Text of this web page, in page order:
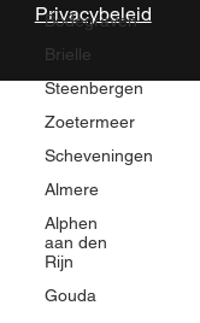
Bodegraven
Brielle
Steenbergen
Zoetermeer
Scheveningen
Almere
Alphen
aan den
Rijn
Gouda
Privacybeleid